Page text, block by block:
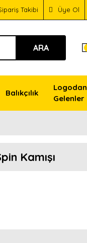
Takibi Üye Ol
ARA
Balıkçılık
Logodan
Gelenler
Kamışı